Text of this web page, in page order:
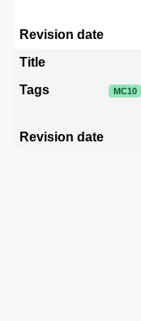
MC10